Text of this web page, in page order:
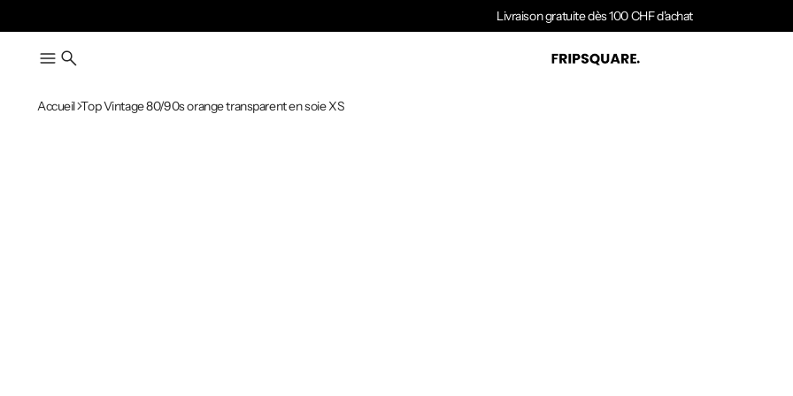
Livraison gratuite dès 100 CHF d'achat
Accueil Top Vintage 80/90s orange transparent en soie XS